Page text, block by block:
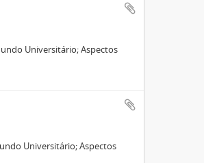
Universitário; Aspectos
Universitário; Aspectos